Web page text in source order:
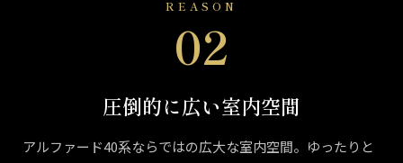
REASON
02
圧倒的に広い室内空間
アルファード40系ならではの広大な室内空間。ゆったりと